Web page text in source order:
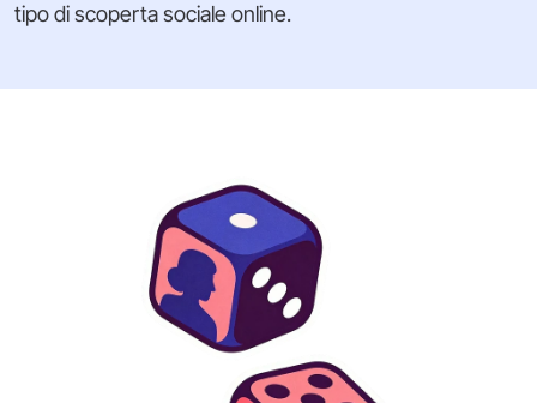
tipo di scoperta sociale online.